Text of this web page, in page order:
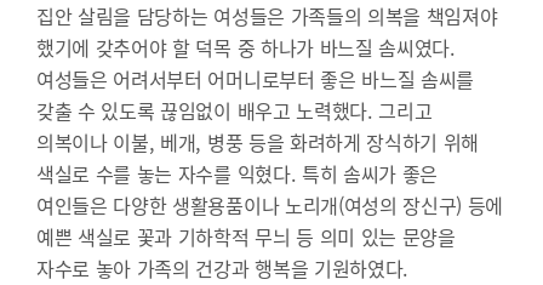
집안 살림을 담당하는 여성들은 가족들의 의복을 책임져야
했기에 갖추어야 할 덕목 중 하나가 바느질 솜씨였다.
여성들은 어려서부터 어머니로부터 좋은 바느질 솜씨를
갖출 수 있도록 끊임없이 배우고 노력했다. 그리고
의복이나 이불, 베개, 병풍 등을 화려하게 장식하기 위해
색실로 수를 놓는 자수를 익혔다. 특히 솜씨가 좋은
여인들은 다양한 생활용품이나 노리개(여성의 장신구) 등에
예쁜 색실로 꽃과 기하학적 무늬 등 의미 있는 문양을
자수로 놓아 가족의 건강과 행복을 기원하였다.